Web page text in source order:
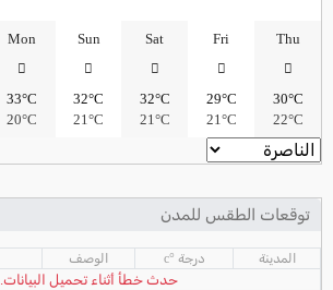
Thu
30°C
22°C
Fri
29°C
21°C
Sat
32°C
21°C
Sun
32°C
21°C
Mon
33°C
20°C
توقعات الطقس للمدن
المدينة درجة °c الوصف
حدث خطأ أثناء تحميل البيانات.